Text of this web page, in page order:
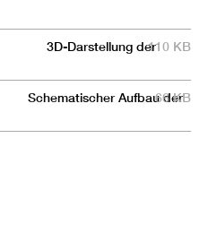
3D-Darstellung der110 KB
Schematischer Aufbau der
66 KB